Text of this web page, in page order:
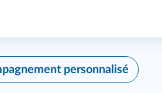
personnalisé